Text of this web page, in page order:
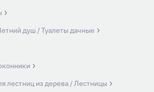
душ / Туалеты дачные
лестниц из дерева / Лестницы